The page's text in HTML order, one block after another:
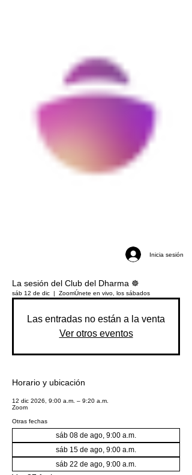
Inicia sesión
La sesión del Club del Dharma ☸️
sáb 12 de dic
  |
ZoomÚnete en vivo, los sábados
Las entradas no están a la venta
Ver otros eventos
Horario y ubicación
12 dic 2026, 9:00 a.m. – 9:20 a.m.
Zoom
Otras fechas
sáb 08 de ago, 9:00 a.m.
sáb 15 de ago, 9:00 a.m.
sáb 22 de ago, 9:00 a.m.